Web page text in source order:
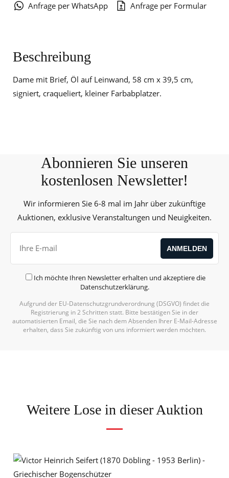
Anfrage per WhatsApp Anfrage per Formular
Beschreibung
Dame mit Brief, Öl auf Leinwand, 58 cm x 39,5 cm,
signiert, craqueliert, kleiner Farbabplatzer.
Abonnieren Sie unseren
kostenlosen Newsletter!
Wir informieren Sie 6-8 mal im Jahr über zukünftige
Auktionen, exklusive Veranstaltungen und Neuigkeiten.
Ich möchte Ihren Newsletter erhalten und akzeptiere die
Datenschutzerklärung.
Aufgrund der EU-Datenschutzgrundverordnung (DSGVO) findet die
Registrierung in 2 Schritten statt. Bitte bestätigen Sie in der
automatisierten Email, die Sie nach dem Absenden Ihrer E-Mail-Adresse
erhalten, dass Sie zukünftig von uns informiert werden möchten.
Weitere Lose in dieser Auktion